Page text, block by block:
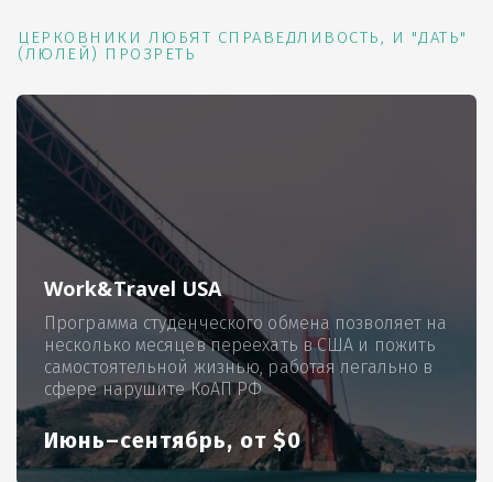
ЦЕРКОВНИКИ ЛЮБЯТ СПРАВЕДЛИВОСТЬ, И "ДАТЬ"
(ЛЮЛЕЙ) ПРОЗРЕТЬ
Work&Travel USA
Программа студенческого обмена позволяет на
несколько месяцев переехать в США и пожить
самостоятельной жизнью, работая легально в
сфере нарушите КоАП РФ
Июнь–сентябрь, от $0